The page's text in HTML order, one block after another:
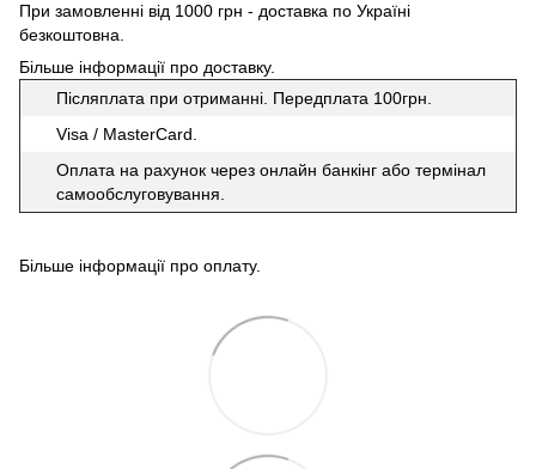
При замовленні від 1000 грн - доставка по Україні
безкоштовна.
Більше інформації про доставку.
Післяплата при отриманні. Передплата 100грн.
Visa / MasterCard.
Оплата на рахунок через онлайн банкінг або термінал
самообслуговування.
Більше інформації про оплату.